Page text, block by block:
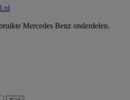
Mercedes Benz onderdelen.